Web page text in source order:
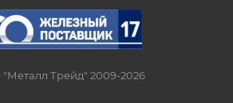
Трейд" 2009-2026